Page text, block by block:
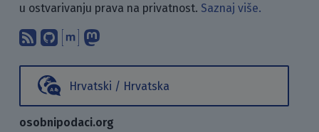
u ostvarivanju prava na privatnost. Saznaj više.
Pretplati se na naš blog koristeći
Pronađi nas na GitHubu.
Raspravljaj s nama putem
Hrvatski / Hrvatska
osobnipodaci.org